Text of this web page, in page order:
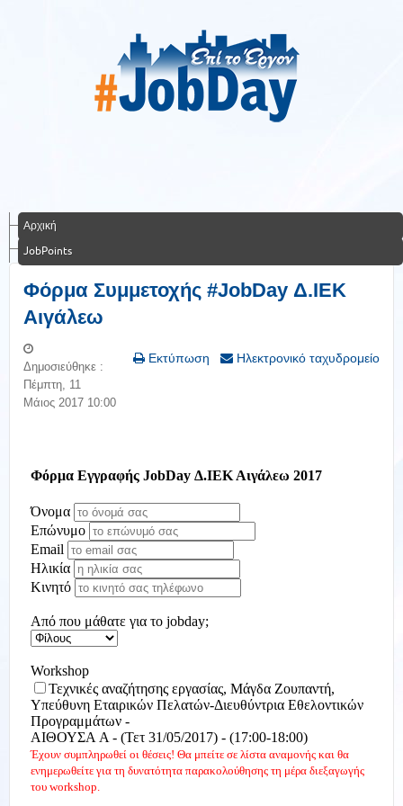
Αρχική
JobPoints
Φόρμα Συμμετοχής #JobDay Δ.ΙΕΚ
Αιγάλεω
Εκτύπωση Ηλεκτρονικό ταχυδρομείο
Δημοσιεύθηκε :
Πέμπτη, 11
Μάιος 2017 10:00